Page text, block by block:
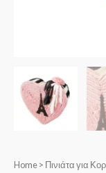
Home > Πινιάτα για